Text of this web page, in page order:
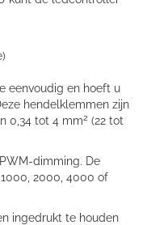
eenvoudig en hoeft u
hendelklemmen zijn
0,34 tot 4 mm2 (22 tot
dimming. De
2000, 4000 of
ingedrukt te houden